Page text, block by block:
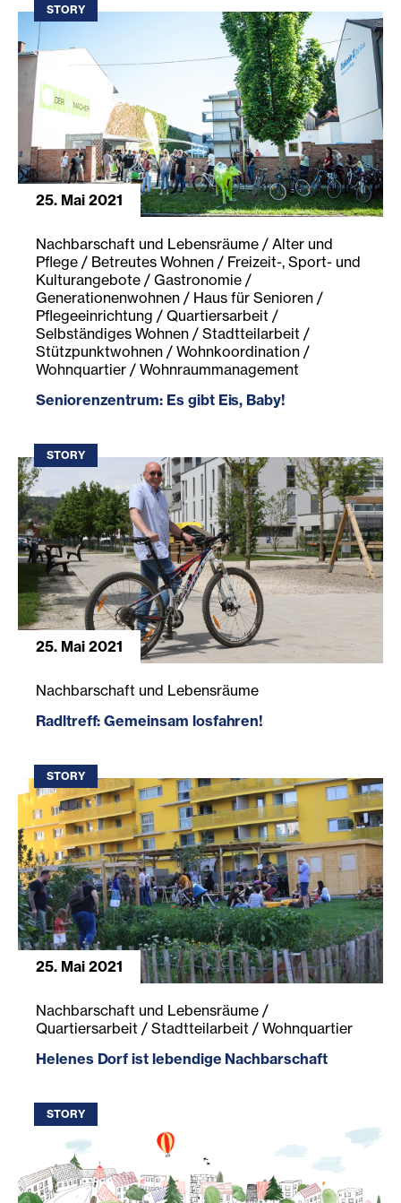
STORY
25. Mai 2021
Nachbarschaft und Lebensräume / Alter und
Pflege / Betreutes Wohnen / Freizeit-, Sport- und
Kulturangebote / Gastronomie /
Generationenwohnen / Haus für Senioren /
Pflegeeinrichtung / Quartiersarbeit /
Selbständiges Wohnen / Stadtteilarbeit /
Stützpunktwohnen / Wohnkoordination /
Wohnquartier / Wohnraummanagement
Seniorenzentrum: Es gibt Eis, Baby!
STORY
25. Mai 2021
Nachbarschaft und Lebensräume
Radltreff: Gemeinsam losfahren!
STORY
25. Mai 2021
Nachbarschaft und Lebensräume /
Quartiersarbeit / Stadtteilarbeit / Wohnquartier
Helenes Dorf ist lebendige Nachbarschaft
STORY